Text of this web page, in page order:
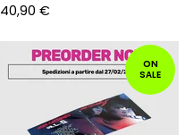
40,90 €
ON
SALE